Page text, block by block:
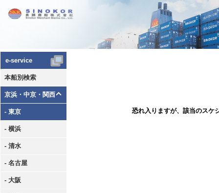
e-service
本船別検索
京浜・中京・関西
- 東京
- 横浜
- 清水
- 名古屋
- 大阪
恐れ入りますが、該当のスケ